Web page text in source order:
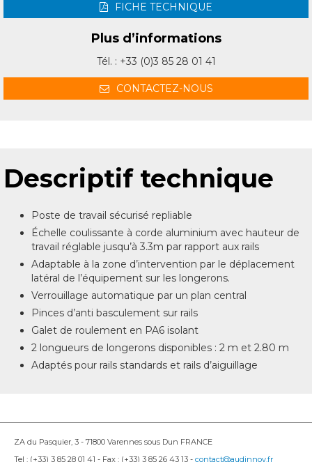
FICHE TECHNIQUE
Plus d’informations
Tél. : +33 (0)3 85 28 01 41
CONTACTEZ-NOUS
Descriptif technique
Poste de travail sécurisé repliable
Échelle coulissante à corde aluminium avec hauteur de
travail réglable jusqu’à 3.3m par rapport aux rails
Adaptable à la zone d’intervention par le déplacement
latéral de l’équipement sur les longerons.
Verrouillage automatique par un plan central
Pinces d’anti basculement sur rails
Galet de roulement en PA6 isolant
2 longueurs de longerons disponibles : 2 m et 2.80 m
Adaptés pour rails standards et rails d’aiguillage
ZA du Pasquier, 3 - 71800 Varennes sous Dun FRANCE
Tel : (+33) 3 85 28 01 41 - Fax : (+33) 3 85 26 43 13 - contact@audinnov.fr